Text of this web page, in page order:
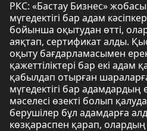
РКС: «Бастау Бизнес»
мүгедектігі бар адам
бойынша оқытудан өтті,
аяқтап, сертификат алды.
оқыту бағдарламасымен
қажеттіліктері бар екі
қабылдап отырған
мүгедектігі бар адамдардың
мәселесі өзекті болып
берушілер бұл адамдарға
көзқараспен қарап, олардың